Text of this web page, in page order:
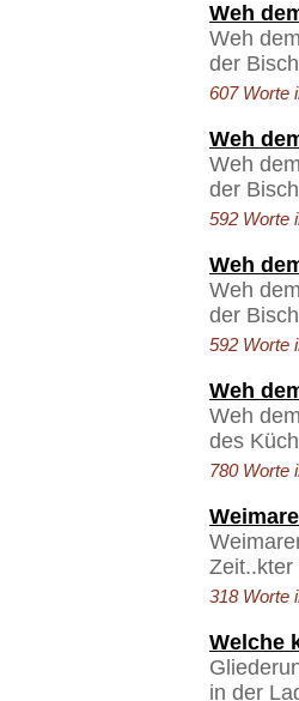
Weh
Weh
der
607 Worte
Weh
Weh
der
592 Worte
Weh
Weh
der
592 Worte
Weh
Weh
des
780 Worte
Zeit..kter
318 Worte
Welche
in der